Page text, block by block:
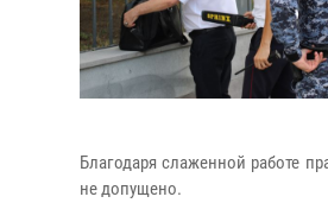
Благодаря слаженной работе
не допущено.